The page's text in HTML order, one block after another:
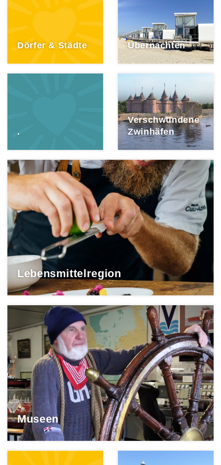
Dörfer & Städte Übernachten
.
Verschwundene
Zwinhäfen
Lebensmittelregion
Museen